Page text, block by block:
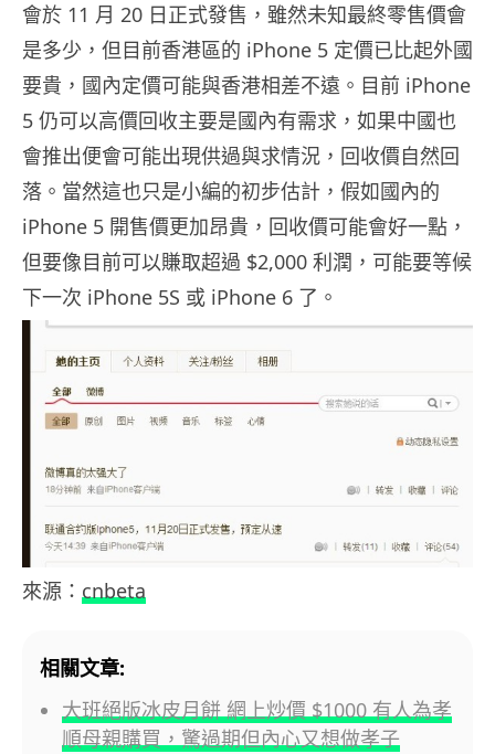
會於 11 月 20 日正式發售，雖然未知最終零售價會
是多少，但目前香港區的 iPhone 5 定價已比起外國
要貴，國內定價可能與香港相差不遠。目前 iPhone
5 仍可以高價回收主要是國內有需求，如果中國也
會推出便會可能出現供過與求情況，回收價自然回
落。當然這也只是小編的初步估計，假如國內的
iPhone 5 開售價更加昂貴，回收價可能會好一點，
但要像目前可以賺取超過 $2,000 利潤，可能要等候
下一次 iPhone 5S 或 iPhone 6 了。
來源： cnbeta
相關文章:
大班絕版冰皮月餅 網上炒價 $1000 有人為孝
順母親購買，驚過期但內心又想做孝子